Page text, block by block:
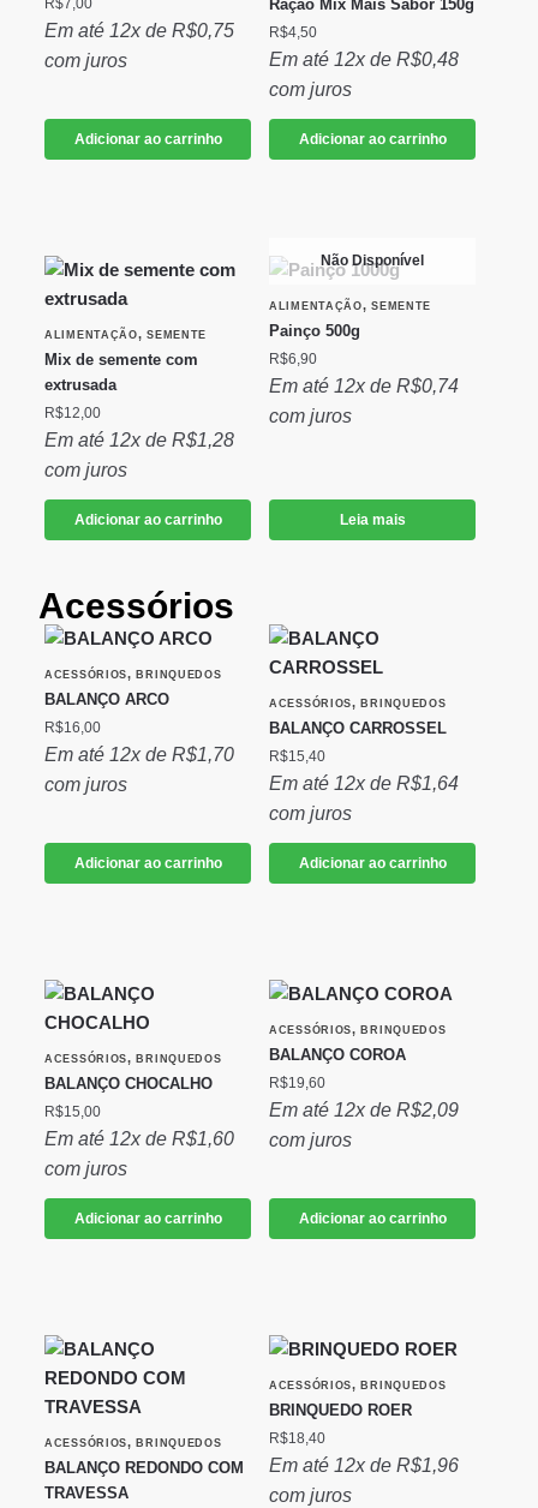
R$7,00
Em até 12x de R$0,75
com juros
Adicionar ao carrinho
Ração Mix Mais Sabor 150g
R$4,50
Em até 12x de R$0,48
com juros
Adicionar ao carrinho
ALIMENTAÇÃO,SEMENTE
Mix de semente com
extrusada
R$12,00
Em até 12x de R$1,28
com juros
Adicionar ao carrinho
Não Disponível
ALIMENTAÇÃO,SEMENTE
Painço 500g
R$6,90
Em até 12x de R$0,74
com juros
Leia mais
Acessórios
ACESSÓRIOS,BRINQUEDOS
BALANÇO ARCO
R$16,00
Em até 12x de R$1,70
com juros
Adicionar ao carrinho
ACESSÓRIOS,BRINQUEDOS
BALANÇO CARROSSEL
R$15,40
Em até 12x de R$1,64
com juros
Adicionar ao carrinho
ACESSÓRIOS,BRINQUEDOS
BALANÇO CHOCALHO
R$15,00
Em até 12x de R$1,60
com juros
Adicionar ao carrinho
ACESSÓRIOS,BRINQUEDOS
BALANÇO COROA
R$19,60
Em até 12x de R$2,09
com juros
Adicionar ao carrinho
ACESSÓRIOS,BRINQUEDOS
BALANÇO REDONDO COM
TRAVESSA
ACESSÓRIOS,BRINQUEDOS
BRINQUEDO ROER
R$18,40
Em até 12x de R$1,96
com juros